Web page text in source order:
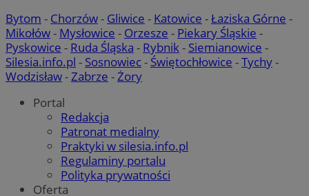
Bytom - Chorzów- Gliwice - Katowice -Łaziska Górne -
Mikołów- Mysłowice - Orzesze - Piekary Śląskie -
Pyskowice - Ruda Śląska - Rybnik- Siemianowice -
Silesia.info.pl - Sosnowiec- Świętochłowice -Tychy-
Wodzisław-Zabrze -Żory
Portal
Redakcja
Patronat medialny
Praktyki w silesia.info.pl
Regulaminy portalu
Polityka prywatności
Oferta